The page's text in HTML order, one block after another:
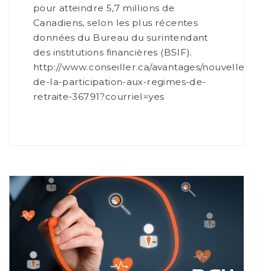
pour atteindre 5,7 millions de
Canadiens, selon les plus récentes
données du Bureau du surintendant
des institutions financières (BSIF).
http://www.conseiller.ca/avantages/nouvelles/
de-la-participation-aux-regimes-de-
retraite-36791?courriel=yes